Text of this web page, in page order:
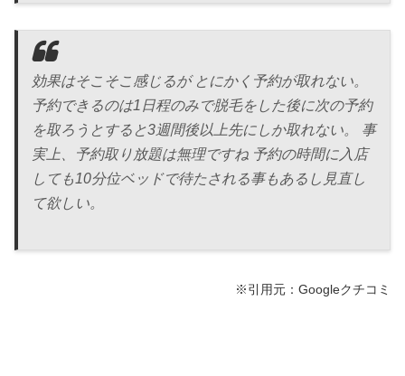
効果はそこそこ感じるが とにかく予約が取れない。
予約できるのは1日程のみで脱毛をした後に次の予約
を取ろうとすると3週間後以上先にしか取れない。 事
実上、予約取り放題は無理ですね 予約の時間に入店
しても10分位ベッドで待たされる事もあるし見直し
て欲しい。
※引用元：Googleクチコミ